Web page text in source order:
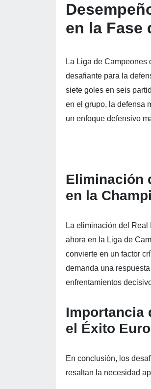
en la Fase
La Liga de Campeones
desafiante para la
siete goles en seis
en el grupo, la defensa
un enfoque defensivo
Eliminación
en la
La eliminación del
ahora en la Liga de
convierte en un factor
demanda una
enfrentamientos
Importancia
el Éxito
En conclusión, los
resaltan la necesidad